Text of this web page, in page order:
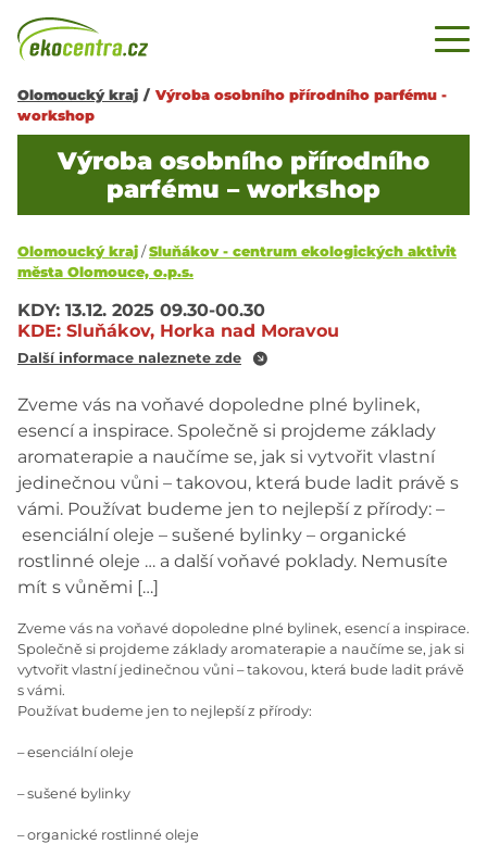
Olomoucký kraj / Výroba osobního přírodního parfému -
workshop
Výroba osobního přírodního
parfému – workshop
Olomoucký kraj / Sluňákov - centrum ekologických aktivit
města Olomouce, o.p.s.
KDY: 13.12. 2025 09.30-00.30
KDE: Sluňákov, Horka nad Moravou
Další informace naleznete zde
Zveme vás na voňavé dopoledne plné bylinek,
esencí a inspirace. Společně si projdeme základy
aromaterapie a naučíme se, jak si vytvořit vlastní
jedinečnou vůni – takovou, která bude ladit právě s
vámi. Používat budeme jen to nejlepší z přírody: –
esenciální oleje – sušené bylinky – organické
rostlinné oleje … a další voňavé poklady. Nemusíte
mít s vůněmi […]
Zveme vás na voňavé dopoledne plné bylinek, esencí a inspirace.
Společně si projdeme základy aromaterapie a naučíme se, jak si
vytvořit vlastní jedinečnou vůni – takovou, která bude ladit právě
s vámi.
Používat budeme jen to nejlepší z přírody:
–esenciální oleje
–sušené bylinky
–organické rostlinné oleje